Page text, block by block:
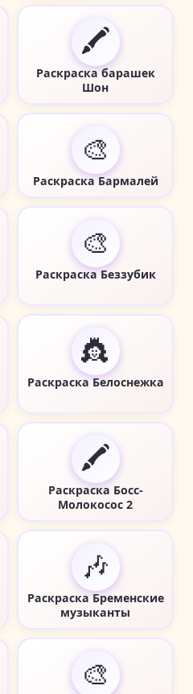
🖍️
Раскраска барашек
Шон
🎨
Раскраска Бармалей
🎨
Раскраска Беззубик
👸
Раскраска Белоснежка
🖍️
Раскраска Босс-
Молокосос 2
🎶
Раскраска Бременские
музыканты
🎨